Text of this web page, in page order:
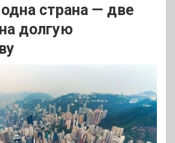
страна — две
долгую